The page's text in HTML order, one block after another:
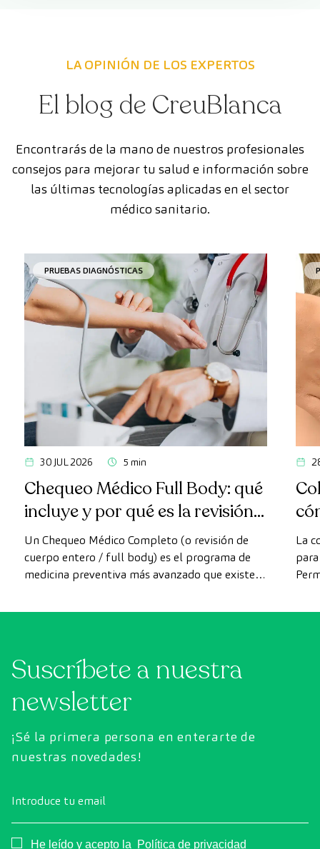
LA OPINIÓN DE LOS EXPERTOS
El blog de CreuBlanca
Encontrarás de la mano de nuestros profesionales
consejos para mejorar tu salud e información sobre
las últimas tecnologías aplicadas en el sector
médico sanitario.
PRUEBAS DIAGNÓSTICAS
30 JUL 2026 5 min
Chequeo Médico Full Body: qué
incluye y por qué es la revisión
más avanzada
Un Chequeo Médico Completo (o revisión de
cuerpo entero / full body) es el programa de
medicina preventiva más avanzado que existe
convencionales, este chequeo utiliza la
exhaustiva el estado de los órganos vitales, el
sistema vascular y el cerebro antes de que
aparezcan los primeros síntomas.
La
Suscríbete a nuestra
newsletter
¡Sé la primera persona en enterarte de
nuestras novedades!
Introduce tu email
Consentimiento
He leído y acepto la
Política de privacidad